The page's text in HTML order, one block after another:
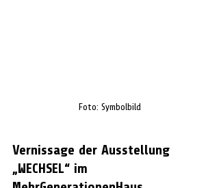
Foto: Symbolbild
Vernissage der Ausstellung
„WECHSEL“ im